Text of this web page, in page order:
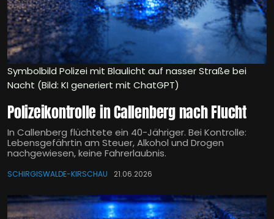
Symbolbild Polizei mit Blaulicht auf nasser Straße bei
Nacht (Bild: KI generiert mit ChatGPT)
Polizeikontrolle in Callenberg nach Flucht
In Callenberg flüchtete ein 40-Jähriger. Bei Kontrolle:
Lebensgefährtin am Steuer, Alkohol und Drogen
nachgewiesen, keine Fahrerlaubnis.
SCHIRGISWALDE-KIRSCHAU 21.06.2026